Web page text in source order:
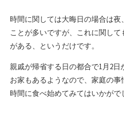
時間に関しては大晦日の場合は
ことが多いですが、これに関し
がある、というだけです。
親戚が帰省する日の都合で1月2日
お家もあるようなので、家庭の事
時間に食べ始めてみてはいかがで